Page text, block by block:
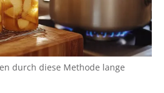
durch diese Methode lange